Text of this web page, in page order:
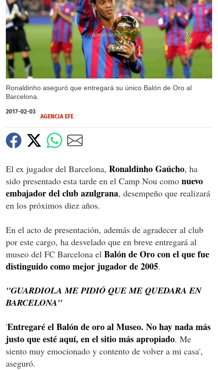
Ronaldinho aseguró que entregará su único Balón de Oro al
Barcelona.
X
2017-02-03
AGENCIA EFE
El ex jugador del Barcelona, Ronaldinho Gaúcho, ha
sido presentado esta tarde en el Camp Nou como nuevo
embajador del club azulgrana, desempeño que realizará
en los próximos diez años.
En el acto de presentación, además de agradecer al club
por este cargo, ha desvelado que en breve entregará al
museo del FC Barcelona el Balón de Oro con el que fue
distinguido como mejor jugador de 2005.
''GUARDIOLA ME PIDIÓ QUE ME QUEDARA EN
BARCELONA''
'Entregaré el Balón de oro al Museo. No hay nada más
justo que esté aquí, en el sitio más apropiado. Me
siento muy emocionado y contento de volver a mi casa',
aseguró.